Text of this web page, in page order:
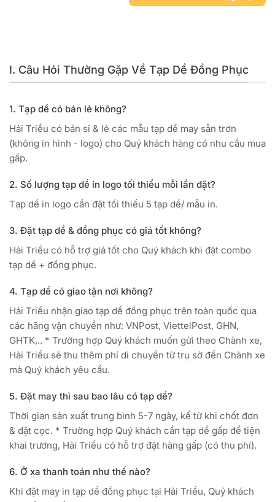
I. Câu Hỏi Thường Gặp Về Tạp Dề Đồng Phục
1. Tạp dề có bán lẻ không?
Hải Triều có bán sỉ & lẻ các mẫu tạp dề may sẵn trơn
(không in hình - logo) cho Quý khách hàng có nhu cầu mua
gấp.
2. Số lượng tạp dề in logo tối thiểu mỗi lần đặt?
Tạp dề in logo cần đặt tối thiểu 5 tạp dề/ mẫu in.
3. Đặt tạp dề & đồng phục có giá tốt không?
Hải Triều có hỗ trợ giá tốt cho Quý khách khi đặt combo
tạp dề + đồng phục.
4. Tạp dề có giao tận nơi không?
Hải Triều nhận giao tạp dề đồng phục trên toàn quốc qua
các hãng vận chuyển như: VNPost, ViettelPost, GHN,
GHTK,.. * Trường hợp Quý khách muốn gửi theo Chành xe,
Hải Triều sẽ thu thêm phí di chuyển từ trụ sở đến Chành xe
mà Quý khách yêu cầu.
5. Đặt may thì sau bao lâu có tạp dề?
Thời gian sản xuất trung bình 5-7 ngày, kể từ khi chốt đơn
& đặt cọc. * Trường hợp Quý khách cần tạp dề gấp để tiện
khai trương, Hải Triều có hỗ trợ đặt hàng gấp (có thu phí).
6. Ở xa thanh toán như thế nào?
Khi đặt may in tạp dề đồng phục tại Hải Triều, Quý khách